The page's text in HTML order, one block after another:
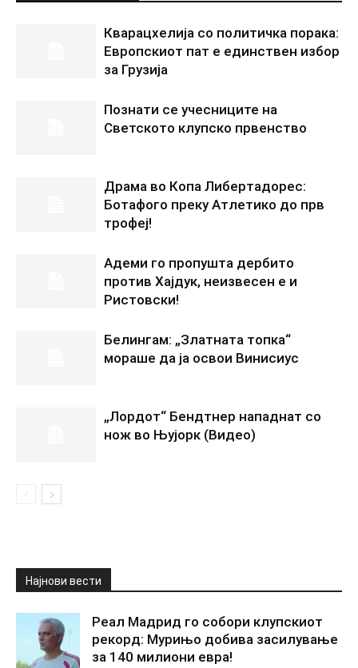
Кварацхелија со политичка порака:
Европскиот пат е единствен избор
за Грузија
Познати се учесниците на
Светското клупско првенство
Драма во Копа Либертадорес:
Ботафого преку Атлетико до прв
трофеј!
Адеми го пропушта дербито
против Хајдук, неизвесен е и
Ристовски!
Белингам: „Златната топка“
мораше да ја освои Винисиус
„Лордот“ Бендтнер нападнат со
нож во Њујорк (Видео)
Најнови вести
Реал Мадрид го собори клупскиот
рекорд: Мурињо добива засилување
за 140 милиони евра!